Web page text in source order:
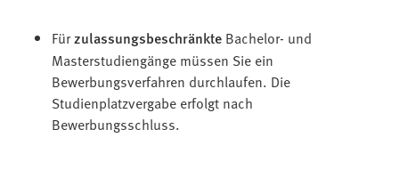
Fürzulassungsbeschränkte Bachelor- und
Masterstudiengänge müssen Sie ein
Bewerbungsverfahren durchlaufen. Die
Studienplatzvergabe erfolgt nach
Bewerbungsschluss.